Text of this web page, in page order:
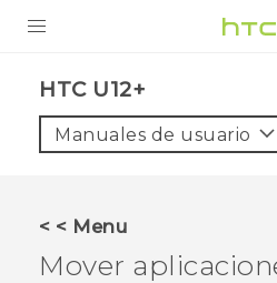
VIVE
HTC U12+‎
Manuales de usuario
< < Menu
Mover